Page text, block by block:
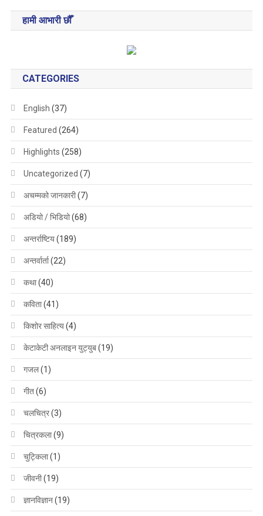
हामी आभारी छौँ
CATEGORIES
English (37)
Featured (264)
Highlights (258)
Uncategorized (7)
अचम्मको जानकारी(7)
अडियो / भिडियो(68)
अन्तर्राष्टिय(189)
अन्तर्वार्ता(22)
कथा(40)
कविता(41)
किशोर साहित्य(4)
केटाकेटी अनलाइन युट्युब(19)
गजल(1)
गीत(6)
चलचित्र(3)
चित्रकला(9)
चुट्किला(1)
जीवनी(19)
ज्ञानविज्ञान(19)